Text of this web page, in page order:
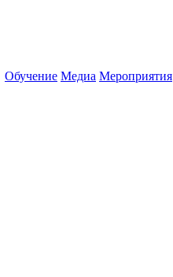
Обучение Медиа Мероприятия